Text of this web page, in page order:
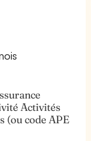
Activités
(ou code APE